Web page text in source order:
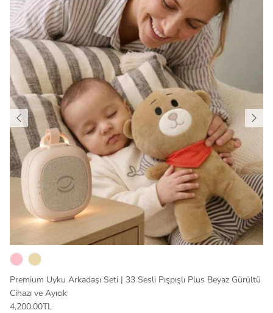
Premium Uyku Arkadaşı Seti | 33 Sesli Pışpışlı Plus Beyaz Gürültü
Cihazı ve Ayıcık
4,200.00TL